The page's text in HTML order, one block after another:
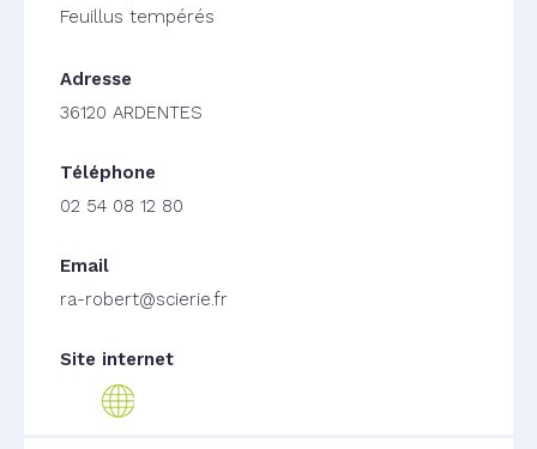
Feuillus tempérés
36120 ARDENTES
02 54 08 12 80
ra-robert@scierie.fr